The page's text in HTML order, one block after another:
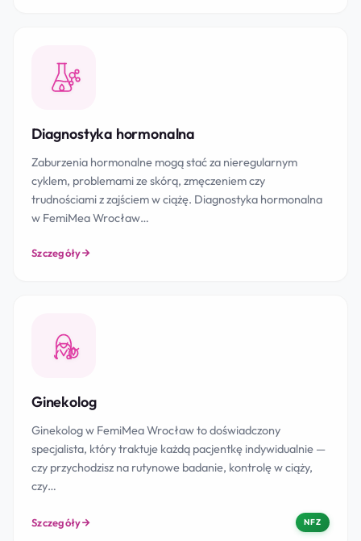
Diagnostyka hormonalna
Zaburzenia hormonalne mogą stać za nieregularnym
cyklem, problemami ze skórą, zmęczeniem czy
trudnościami z zajściem w ciążę. Diagnostyka hormonalna
w FemiMea Wrocław…
Szczegóły
Ginekolog
Ginekolog w FemiMea Wrocław to doświadczony
specjalista, który traktuje każdą pacjentkę indywidualnie —
czy przychodzisz na rutynowe badanie, kontrolę w ciąży,
czy…
Szczegóły NFZ